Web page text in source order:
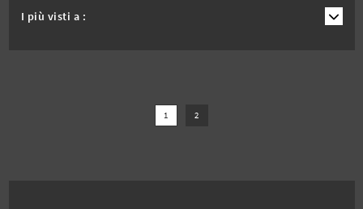
I più visti a :
1 2